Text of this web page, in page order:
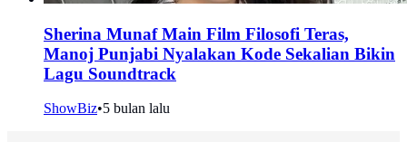
Sherina Munaf Main Film Filosofi Teras,
Manoj Punjabi Nyalakan Kode Sekalian Bikin
Lagu Soundtrack
ShowBiz•5 bulan lalu